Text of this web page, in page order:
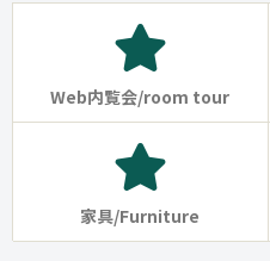
Web内覧会/room tour
家具/Furniture